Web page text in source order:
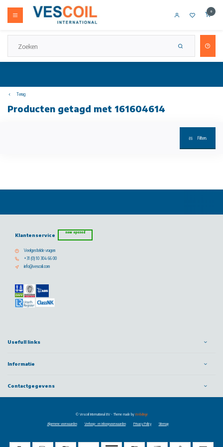
0
Terug
Producten getagd met 161604614
Filters
Klantenservice now opened
Veelgestelde vragen
+31 (0) 10 304 66 00
info@vescoil.com
Usefull links
Informatie
Contactgegevens
Algemene voorwaarden Verkoop- en inkoopvoorwaarden Privacy Policy Sitemap
© Vescoil International BV - Theme made byWebdinge